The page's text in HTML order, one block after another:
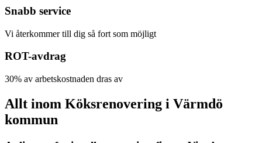
Snabb service
Vi återkommer till dig så fort som möjligt
ROT-avdrag
30% av arbetskostnaden dras av
Allt inom Köksrenovering i Värmdö
kommun